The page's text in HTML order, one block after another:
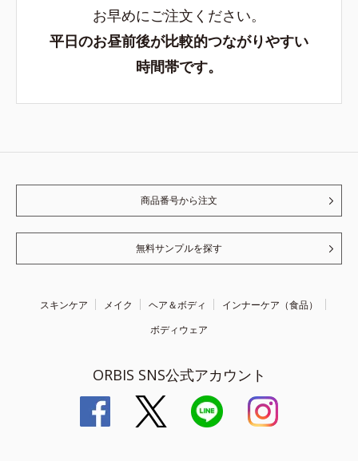
お早めにご注文ください。
平日のお昼前後が比較的つながりやすい
時間帯です。
商品番号から注文
無料サンプルを探す
スキンケア メイク ヘア＆ボディ
インナーケア（食品）
ボディウェア
ORBIS SNS公式アカウント